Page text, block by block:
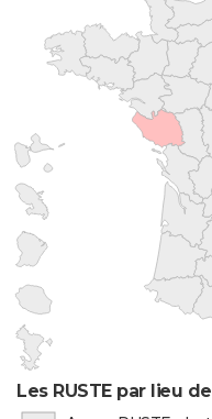
Les RUSTE par lieu